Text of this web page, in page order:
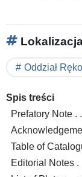
Oddział
Spis treści
Prefatory Note .
Table of
Editorial Notes .